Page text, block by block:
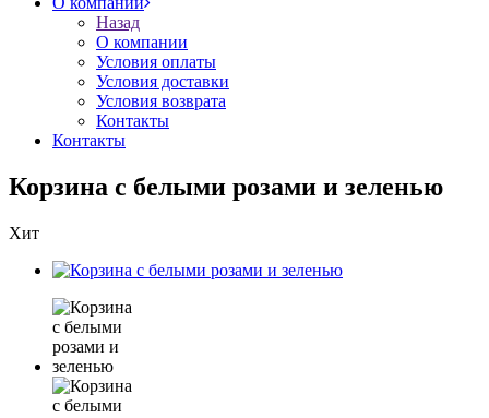
Назад
О компании
Условия оплаты
Условия доставки
Условия возврата
Контакты
Контакты
Корзина с белыми розами и зеленью
Хит